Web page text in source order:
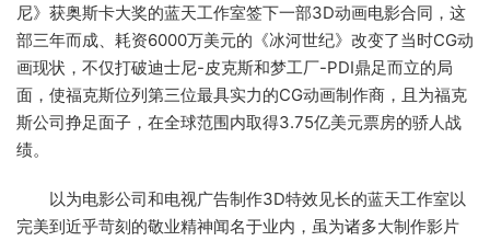
尼》获奥斯卡大奖的蓝天工作室签下一部3D动画电影合同，这
部三年而成、耗资6000万美元的《冰河世纪》改变了当时CG动
画现状，不仅打破迪士尼-皮克斯和梦工厂-PDI鼎足而立的局
面，使福克斯位列第三位最具实力的CG动画制作商，且为福克
斯公司挣足面子，在全球范围内取得3.75亿美元票房的骄人战
绩。
以为电影公司和电视广告制作3D特效见长的蓝天工作室以
完美到近乎苛刻的敬业精神闻名于业内，虽为诸多大制作影片